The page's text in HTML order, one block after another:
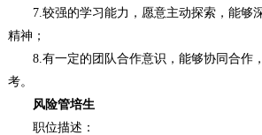
7.较强的学习能力，愿意主动探索，能够
精神；
8.有一定的团队合作意识，能够协同合作
考。
风险管培生
职位描述：